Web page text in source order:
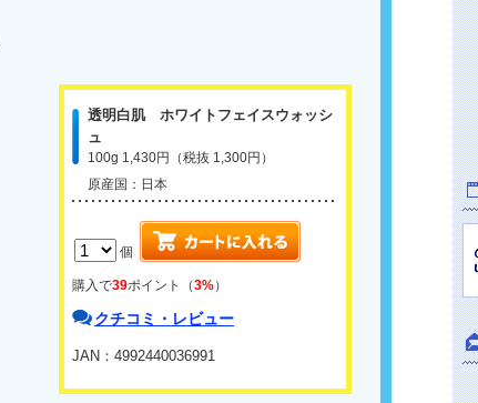
透明白肌 ホワイトフェイスウォッシ
ュ
100g 1,430円（税抜 1,300円）
原産国：日本
個
購入で39ポイント（3%）
クチコミ・レビュー
JAN：4992440036991